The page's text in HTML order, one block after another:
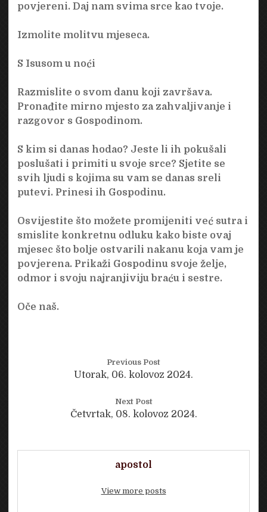
povjereni. Daj nam svima srce kao tvoje.
Izmolite molitvu mjeseca.
S Isusom u noći
Razmislite o svom danu koji završava.
Pronađite mirno mjesto za zahvaljivanje i
razgovor s Gospodinom.
S kim si danas hodao? Jeste li ih pokušali
poslušati i primiti u svoje srce? Sjetite se
svih ljudi s kojima su vam se danas sreli
putevi. Prinesi ih Gospodinu.
Osvijestite što možete promijeniti već sutra i
smislite konkretnu odluku kako biste ovaj
mjesec što bolje ostvarili nakanu koja vam je
povjerena. Prikaži Gospodinu svoje želje,
odmor i svoju najranjiviju braću i sestre.
Oče naš.
Previous Post
Utorak, 06. kolovoz 2024.
Next Post
Četvrtak, 08. kolovoz 2024.
apostol
View more posts